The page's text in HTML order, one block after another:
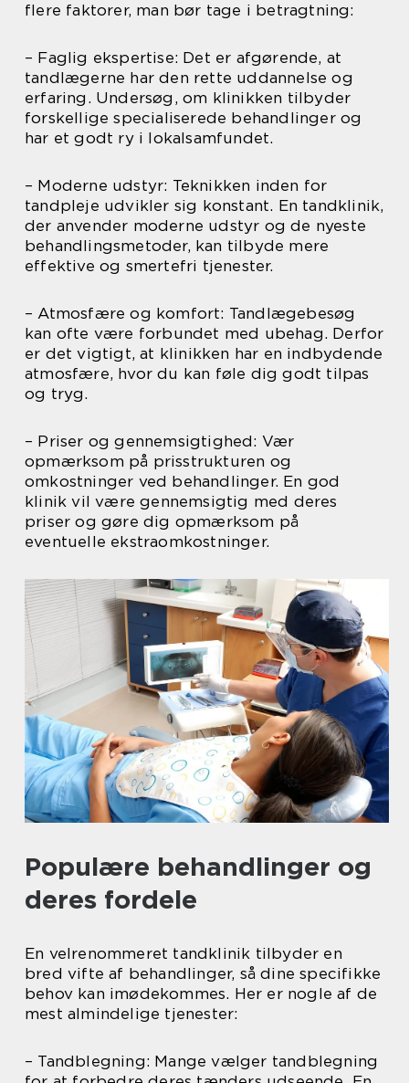
flere faktorer, man bør tage i betragtning:
– Faglig ekspertise: Det er afgørende, at
tandlægerne har den rette uddannelse og
erfaring. Undersøg, om klinikken tilbyder
forskellige specialiserede behandlinger og
har et godt ry i lokalsamfundet.
– Moderne udstyr: Teknikken inden for
tandpleje udvikler sig konstant. En tandklinik,
der anvender moderne udstyr og de nyeste
behandlingsmetoder, kan tilbyde mere
effektive og smertefri tjenester.
– Atmosfære og komfort: Tandlægebesøg
kan ofte være forbundet med ubehag. Derfor
er det vigtigt, at klinikken har en indbydende
atmosfære, hvor du kan føle dig godt tilpas
og tryg.
– Priser og gennemsigtighed: Vær
opmærksom på prisstrukturen og
omkostninger ved behandlinger. En god
klinik vil være gennemsigtig med deres
priser og gøre dig opmærksom på
eventuelle ekstraomkostninger.
Populære behandlinger og
deres fordele
En velrenommeret tandklinik tilbyder en
bred vifte af behandlinger, så dine specifikke
behov kan imødekommes. Her er nogle af de
mest almindelige tjenester:
– Tandblegning: Mange vælger tandblegning